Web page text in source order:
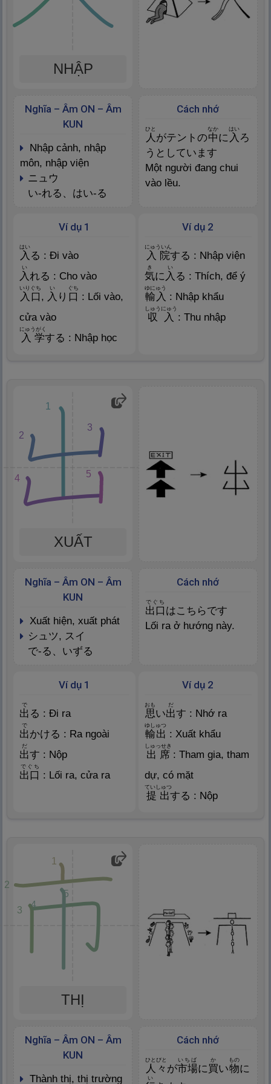
NHẬP
Cách nhớ
人
ひと
がテントの中
なか
に 入
はい
ろ
うとしています
Một người đang chui
vào lều.
Nghĩa – Âm ON – Âm
KUN
nhập cảnh, nhập
môn, nhập viện
ニュウ
い-れる、はい-る
Ví dụ 1
入
はい
る : Đi vào
入
い
れる : Cho vào
入 口
いりぐち
, 入
い
り 口
ぐち
: Lối vào,
cửa vào
入学
にゅうがく
する : Nhập học
Ví dụ 2
入 院
にゅういん
する : Nhập viện
気
Nghĩa: Không khí, khí chất; khí
khái, khí phách
き
に入
い
る : Thích, để ý
輸 入
ゆにゅう
: Nhập khẩu
収
入
しゅうにゅう
: Thu nhập
1
3
2
4 5
XUẤT
Cách nhớ
出 口
でぐち
はこちらです
Lối ra ở hướng này.
Nghĩa – Âm ON – Âm
KUN
xuất hiện, xuất phát
シュツ, スイ
で-る、いずる
Ví dụ 1
出
で
る : Đi ra
出
で
かける : Ra ngoài
出
だ
す : Nộp
出 口
でぐち
: Lối ra, cửa ra
Ví dụ 2
思
おも
い出
だ
す : Nhớ ra
輸出
ゆしゅつ
: Xuất khẩu
出 席
しゅっせき
: Tham gia, tham
dự, có mặt
提 出
ていしゅつ
する : Nộp
1
2
3
4
5
THỊ
Cách nhớ
人 々
ひとびと
が市場
いちば
に買
か
い物
もの
に
い
Nghĩa – Âm ON – Âm
KUN
thành thị, thị trường